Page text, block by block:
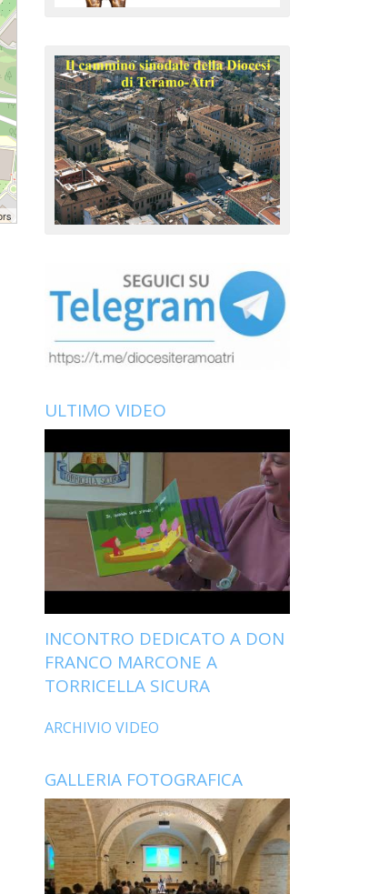
ULTIMO VIDEO
INCONTRO DEDICATO A DON
FRANCO MARCONE A
TORRICELLA SICURA
ARCHIVIO VIDEO
GALLERIA FOTOGRAFICA